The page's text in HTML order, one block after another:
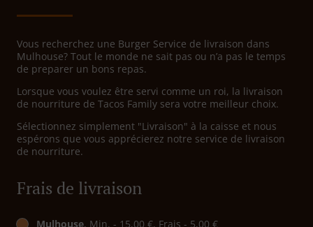
Vous recherchez une Burger Service de livraison dans
Mulhouse? Tout le monde ne sait pas ou n’a pas le temps
de preparer un bons repas.
Lorsque vous voulez être servi comme un roi, la livraison
de nourriture de Tacos Family sera votre meilleur choix.
Sélectionnez simplement "Livraison" à la caisse et nous
espérons que vous apprécierez notre service de livraison
de nourriture.
Frais de livraison
Mulhouse, Min. - 15,00 €, Frais - 5,00 €